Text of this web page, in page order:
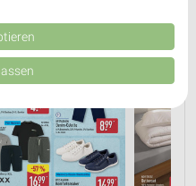
Quellen. Entwicklung und
reduzierter Daten zur Auswahl
Union weitergegeben und in die